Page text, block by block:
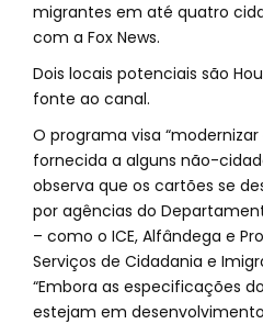
migrantes em até quatro
com a Fox News.
Dois locais potenciais são
fonte ao canal.
O programa visa
fornecida a alguns não-
observa que os cartões se
por agências do
– como o ICE, Alfândega e
Serviços de Cidadania e
“Embora as especificações
estejam em